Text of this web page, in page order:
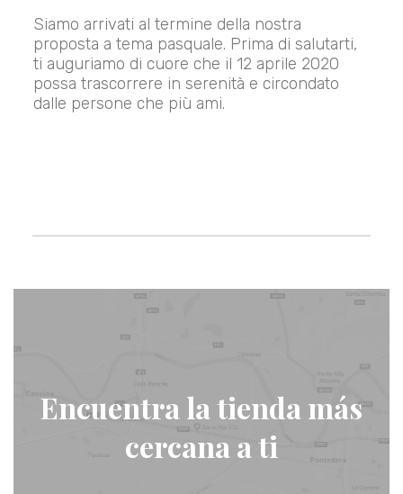
Siamo arrivati al termine della nostra
proposta a tema pasquale. Prima di salutarti,
ti auguriamo di cuore che il 12 aprile 2020
possa trascorrere in serenità e circondato
dalle persone che più ami.
Encuentra la tienda más
cercana a ti